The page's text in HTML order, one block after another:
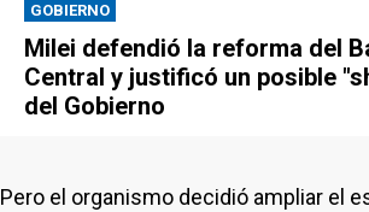
GOBIERNO
Milei defendió la reforma del
Central y justificó un posible
del Gobierno
Pero el organismo decidió ampliar el